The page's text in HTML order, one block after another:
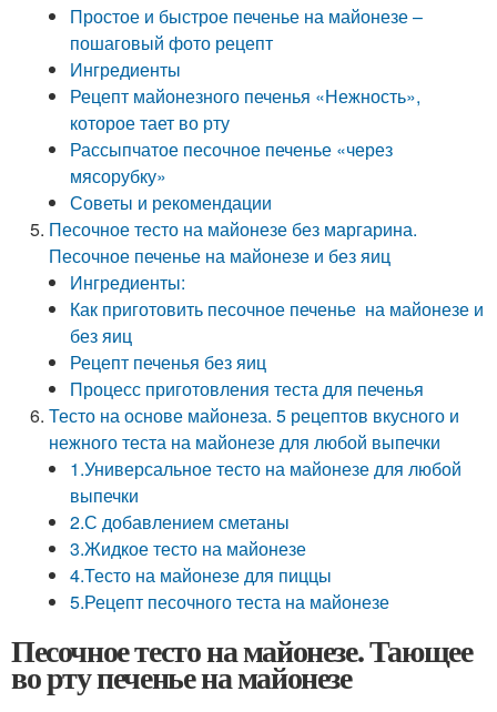
Простое и быстрое печенье на майонезе –
пошаговый фото рецепт
Ингредиенты
Рецепт майонезного печенья «Нежность»,
которое тает во рту
Рассыпчатое песочное печенье «через
мясорубку»
Советы и рекомендации
Песочное тесто на майонезе без маргарина.
Песочное печенье на майонезе и без яиц
Ингредиенты:
Как приготовить песочное печенье на майонезе и
без яиц
Рецепт печенья без яиц
Процесс приготовления теста для печенья
Тесто на основе майонеза. 5 рецептов вкусного и
нежного теста на майонезе для любой выпечки
1.Универсальное тесто на майонезе для любой
выпечки
2.С добавлением сметаны
3.Жидкое тесто на майонезе
4.Тесто на майонезе для пиццы
5.Рецепт песочного теста на майонезе
Песочное тесто на майонезе. Тающее
во рту печенье на майонезе